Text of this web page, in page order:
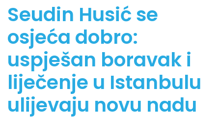
Seudin Husić se
osjeća dobro:
uspješan boravak i
liječenje u Istanbulu
ulijevaju novu nadu